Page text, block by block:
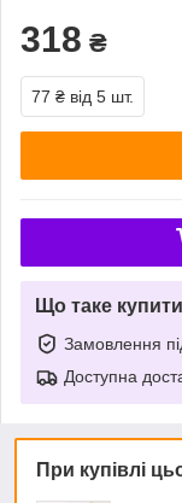
318 ₴
77 ₴ від 5 шт.
Що таке
Замовлення
Доступна
При купівлі